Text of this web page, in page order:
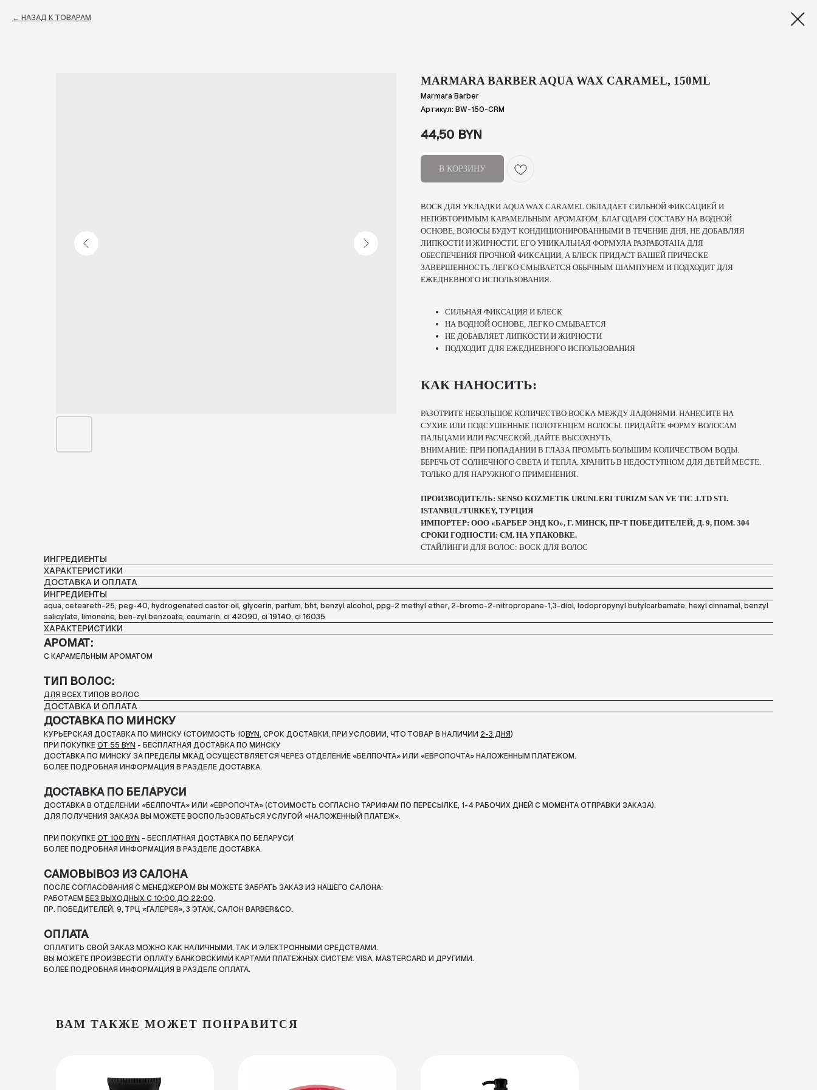
НАЗАД К ТОВАРАМ
MARMARA BARBER AQUA WAX CARAMEL, 150ML
Marmara Barber
Артикул: BW-150-CRM
44,50 BYN
В КОРЗИНУ
ВОСК ДЛЯ УКЛАДКИ AQUA WAX CARAMEL ОБЛАДАЕТ СИЛЬНОЙ ФИКСАЦИЕЙ И
НЕПОВТОРИМЫМ КАРАМЕЛЬНЫМ АРОМАТОМ. БЛАГОДАРЯ СОСТАВУ НА ВОДНОЙ
ОСНОВЕ, ВОЛОСЫ БУДУТ КОНДИЦИОНИРОВАННЫМИ В ТЕЧЕНИЕ ДНЯ, НЕ ДОБАВЛЯЯ
ЛИПКОСТИ И ЖИРНОСТИ. ЕГО УНИКАЛЬНАЯ ФОРМУЛА РАЗРАБОТАНА ДЛЯ
ОБЕСПЕЧЕНИЯ ПРОЧНОЙ ФИКСАЦИИ, А БЛЕСК ПРИДАСТ ВАШЕЙ ПРИЧЕСКЕ
ЗАВЕРШЕННОСТЬ. ЛЕГКО СМЫВАЕТСЯ ОБЫЧНЫМ ШАМПУНЕМ И ПОДХОДИТ ДЛЯ
ЕЖЕДНЕВНОГО ИСПОЛЬЗОВАНИЯ.
СИЛЬНАЯ ФИКСАЦИЯ И БЛЕСК
НА ВОДНОЙ ОСНОВЕ, ЛЕГКО СМЫВАЕТСЯ
НЕ ДОБАВЛЯЕТ ЛИПКОСТИ И ЖИРНОСТИ
ПОДХОДИТ ДЛЯ ЕЖЕДНЕВНОГО ИСПОЛЬЗОВАНИЯ
КАК НАНОСИТЬ:
РАЗОТРИТЕ НЕБОЛЬШОЕ КОЛИЧЕСТВО ВОСКА МЕЖДУ ЛАДОНЯМИ. НАНЕСИТЕ НА
СУХИЕ ИЛИ ПОДСУШЕННЫЕ ПОЛОТЕНЦЕМ ВОЛОСЫ. ПРИДАЙТЕ ФОРМУ ВОЛОСАМ
ПАЛЬЦАМИ ИЛИ РАСЧЕСКОЙ, ДАЙТЕ ВЫСОХНУТЬ.
ВНИМАНИЕ: ПРИ ПОПАДАНИИ В ГЛАЗА ПРОМЫТЬ БОЛЬШИМ КОЛИЧЕСТВОМ ВОДЫ.
БЕРЕЧЬ ОТ СОЛНЕЧНОГО СВЕТА И ТЕПЛА. ХРАНИТЬ В НЕДОСТУПНОМ ДЛЯ ДЕТЕЙ МЕСТЕ.
ТОЛЬКО ДЛЯ НАРУЖНОГО ПРИМЕНЕНИЯ.
ПРОИЗВОДИТЕЛЬ: SENSO KOZMETIK URUNLERI TURIZM SAN VE TIC .LTD STI.
ISTANBUL/TURKEY, ТУРЦИЯ
ИМПОРТЕР: ООО «БАРБЕР ЭНД КО», Г. МИНСК, ПР-Т ПОБЕДИТЕЛЕЙ, Д. 9, ПОМ. 304
СРОКИ ГОДНОСТИ: СМ. НА УПАКОВКЕ.
СТАЙЛИНГИ ДЛЯ ВОЛОС: ВОСК ДЛЯ ВОЛОС
ИНГРЕДИЕНТЫ
ХАРАКТЕРИСТИКИ
ДОСТАВКА И ОПЛАТА
ИНГРЕДИЕНТЫ
aqua, ceteareth-25, peg-40, hydrogenated castor oil, glycerin, parfum, bht, benzyl alcohol, ppg-2 methyl ether, 2-bromo-2-nitropropane-1,3-diol, lodopropynyl butylcarbamate, hexyl cinnamal, benzyl
salicylate, limonene, ben-zyl benzoate, coumarin, ci 42090, ci 19140, ci 16035
ХАРАКТЕРИСТИКИ
АРОМАТ:
С КАРАМЕЛЬНЫМ АРОМАТОМ
ТИП ВОЛОС:
ДЛЯ ВСЕХ ТИПОВ ВОЛОС
ДОСТАВКА И ОПЛАТА
ДОСТАВКА ПО МИНСКУ
КУРЬЕРСКАЯ ДОСТАВКА ПО МИНСКУ (СТОИМОСТЬ 10BYN, СРОК ДОСТАВКИ, ПРИ УСЛОВИИ, ЧТО ТОВАР В НАЛИЧИИ 2-3 ДНЯ)
ПРИ ПОКУПКЕОТ 55 BYN - БЕСПЛАТНАЯ ДОСТАВКА ПО МИНСКУ
ДОСТАВКА ПО МИНСКУ ЗА ПРЕДЕЛЫ МКАД ОСУЩЕСТВЛЯЕТСЯ ЧЕРЕЗ ОТДЕЛЕНИЕ «БЕЛПОЧТА»ИЛИ «ЕВРОПОЧТА» НАЛОЖЕННЫМ ПЛАТЕЖОМ.
БОЛЕЕ ПОДРОБНАЯ ИНФОРМАЦИЯ В РАЗДЕЛЕ ДОСТАВКА.
ДОСТАВКА ПО БЕЛАРУСИ
ДОСТАВКА В ОТДЕЛЕНИИ «БЕЛПОЧТА» ИЛИ «ЕВРОПОЧТА» (СТОИМОСТЬ СОГЛАСНО ТАРИФАМ ПО ПЕРЕСЫЛКЕ, 1-4 РАБОЧИХ ДНЕЙ С МОМЕНТА ОТПРАВКИ ЗАКАЗА).
ДЛЯ ПОЛУЧЕНИЯ ЗАКАЗА ВЫ МОЖЕТЕ ВОСПОЛЬЗОВАТЬСЯ УСЛУГОЙ «НАЛОЖЕННЫЙ ПЛАТЕЖ».
ПРИ ПОКУПКЕОТ 100 BYN - БЕСПЛАТНАЯ ДОСТАВКА ПО БЕЛАРУСИ
БОЛЕЕ ПОДРОБНАЯ ИНФОРМАЦИЯ В РАЗДЕЛЕ ДОСТАВКА.
САМОВЫВОЗ ИЗ САЛОНА
ПОСЛЕ СОГЛАСОВАНИЯ С МЕНЕДЖЕРОМ ВЫ МОЖЕТЕ ЗАБРАТЬ ЗАКАЗ ИЗ НАШЕГО САЛОНА:
РАБОТАЕМ БЕЗ ВЫХОДНЫХ С 10:00 ДО 22:00.
ПР. ПОБЕДИТЕЛЕЙ, 9, ТРЦ «ГАЛЕРЕЯ», 3 ЭТАЖ, САЛОН BARBER&CO.
ОПЛАТА
ОПЛАТИТЬ СВОЙ ЗАКАЗ МОЖНО КАК НАЛИЧНЫМИ, ТАК И ЭЛЕКТРОННЫМИ СРЕДСТВАМИ.
ВЫ МОЖЕТЕ ПРОИЗВЕСТИ ОПЛАТУ БАНКОВСКИМИ КАРТАМИ ПЛАТЕЖНЫХ СИСТЕМ: VISA, MASTERCARD И ДРУГИМИ.
БОЛЕЕ ПОДРОБНАЯ ИНФОРМАЦИЯ В РАЗДЕЛЕ ОПЛАТА.
ВАМ ТАКЖЕ МОЖЕТ ПОНРАВИТСЯ